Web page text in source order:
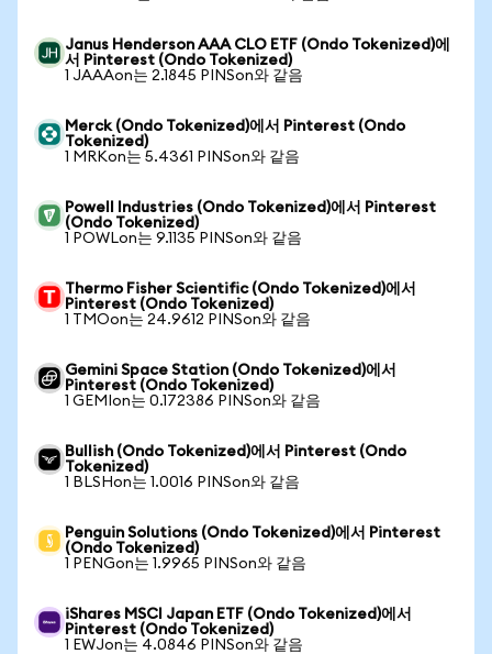
Janus Henderson AAA CLO ETF (Ondo Tokenized)에
서 Pinterest (Ondo Tokenized)
1 JAAAon는 2.1845 PINSon와 같음
Merck (Ondo Tokenized)에서 Pinterest (Ondo
Tokenized)
1 MRKon는 5.4361 PINSon와 같음
Powell Industries (Ondo Tokenized)에서 Pinterest
(Ondo Tokenized)
1 POWLon는 9.1135 PINSon와 같음
Thermo Fisher Scientific (Ondo Tokenized)에서
Pinterest (Ondo Tokenized)
1 TMOon는 24.9612 PINSon와 같음
Gemini Space Station (Ondo Tokenized)에서
Pinterest (Ondo Tokenized)
1 GEMIon는 0.172386 PINSon와 같음
Bullish (Ondo Tokenized)에서 Pinterest (Ondo
Tokenized)
1 BLSHon는 1.0016 PINSon와 같음
Penguin Solutions (Ondo Tokenized)에서 Pinterest
(Ondo Tokenized)
1 PENGon는 1.9965 PINSon와 같음
iShares MSCI Japan ETF (Ondo Tokenized)에서
Pinterest (Ondo Tokenized)
1 EWJon는 4.0846 PINSon와 같음